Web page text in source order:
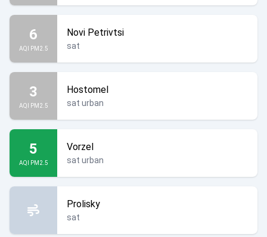
6
AQI PM2.5
Novi Petrivtsi
sat
3
AQI PM2.5
Hostomel
sat urban
5
AQI PM2.5
Vorzel
sat urban
Prolisky
sat